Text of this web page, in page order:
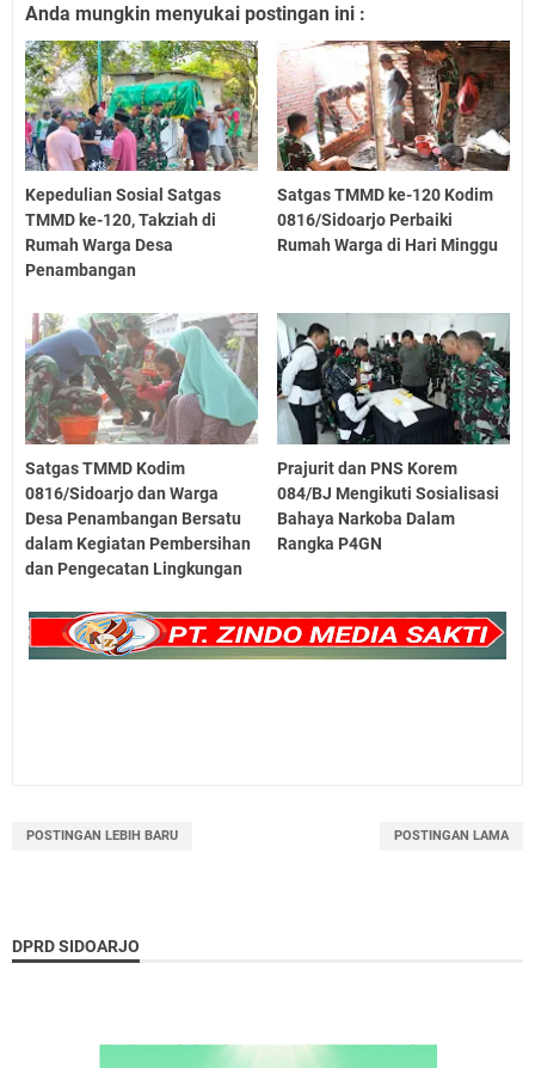
Anda mungkin menyukai postingan ini :
Kepedulian Sosial Satgas
TMMD ke-120, Takziah di
Rumah Warga Desa
Penambangan
Satgas TMMD ke-120 Kodim
0816/Sidoarjo Perbaiki
Rumah Warga di Hari Minggu
Satgas TMMD Kodim
0816/Sidoarjo dan Warga
Desa Penambangan Bersatu
dalam Kegiatan Pembersihan
dan Pengecatan Lingkungan
Prajurit dan PNS Korem
084/BJ Mengikuti Sosialisasi
Bahaya Narkoba Dalam
Rangka P4GN
POSTINGAN LEBIH BARU POSTINGAN LAMA
DPRD SIDOARJO